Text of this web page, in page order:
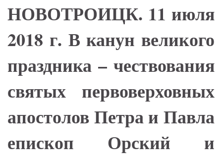
НОВОТРОИЦК. 11 июля
2018 г. В канун великого
праздника – чествования
святых первоверховных
апостолов Петра и Павла
епископ Орский и